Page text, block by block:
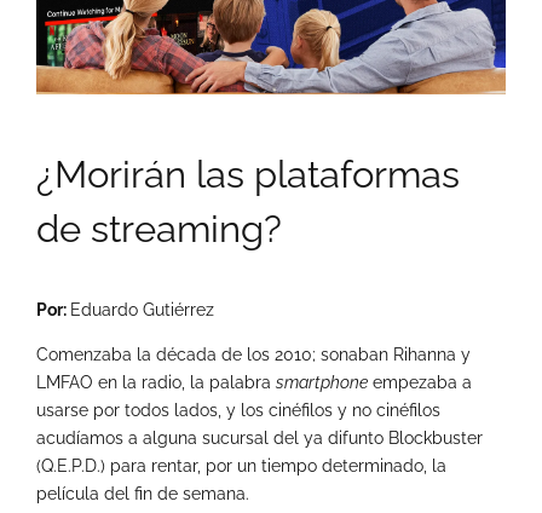
¿Morirán las plataformas
de streaming?
Por: Eduardo Gutiérrez
Comenzaba la década de los 2010; sonaban Rihanna y
LMFAO en la radio, la palabra smartphoneempezaba a
usarse por todos lados, y los cinéfilos y no cinéfilos
acudíamos a alguna sucursal del ya difunto Blockbuster
(Q.E.P.D.) para rentar, por un tiempo determinado, la
película del fin de semana.